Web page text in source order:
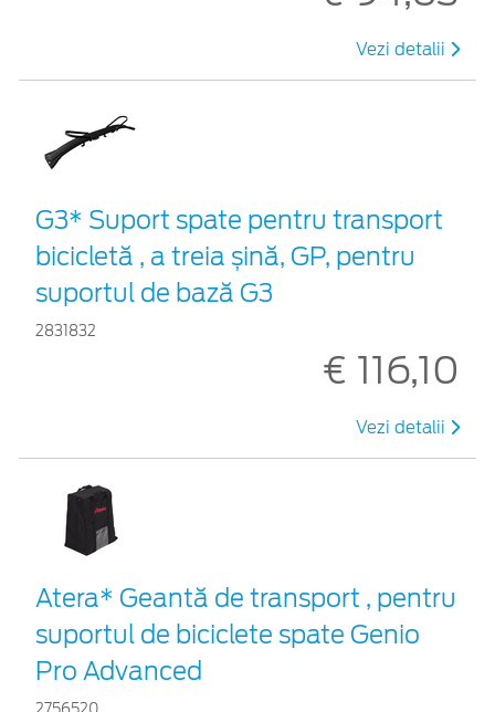
Vezi detalii
G3* Suport spate pentru transport
bicicletă , a treia șină, GP, pentru
suportul de bază G3
2831832
€ 116,10
Vezi detalii
Atera* Geantă de transport , pentru
suportul de biciclete spate Genio
Pro Advanced